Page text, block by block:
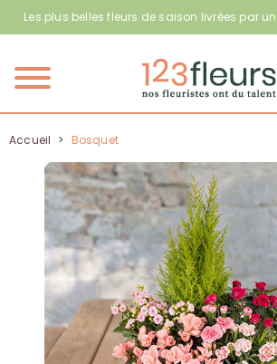
Les plus belles fleurs de saison livrées par
Menu
Accueil > Bosquet